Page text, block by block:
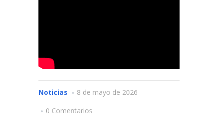
Noticias
8 de mayo de 2026
0 Comentarios